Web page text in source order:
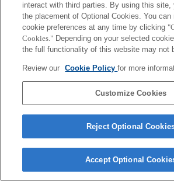
interact with third parties. By using this site,
the placement of Optional Cookies. You can
cookie preferences at any time by clicking
Cookies." Depending on your selected
the full functionality of this website may not
Review our Cookie Policyfor more
Customize Cookies
Reject Optional
Accept Optional